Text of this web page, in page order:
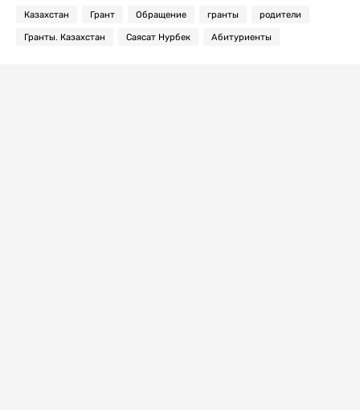
Казахстан Грант Обращение гранты родители
Гранты. Казахстан Саясат Нурбек Абитуриенты